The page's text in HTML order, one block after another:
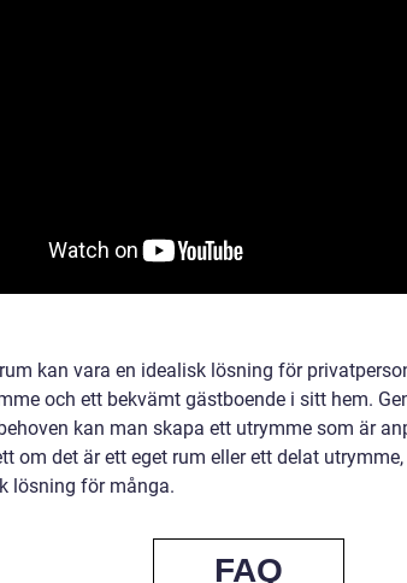
kan vara en idealisk lösning för
och ett bekvämt gästboende i sitt hem.
kan man skapa ett utrymme som är
om det är ett eget rum eller ett delat
lösning för många.
FAQ